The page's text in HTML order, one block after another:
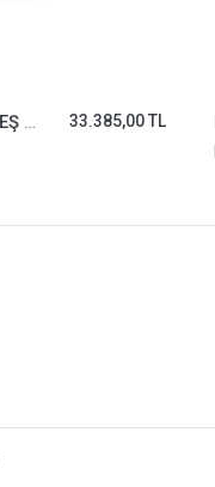
DOLCE GABBANA GÜNEŞ GÖZLÜĞÜ 4465-502/73
33.385,00 TL